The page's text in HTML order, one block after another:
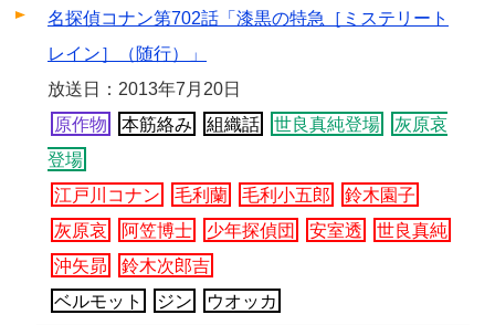
名探偵コナン第702話「漆黒の特急［ミステリート
レイン］（随行）」
放送日：2013年7月20日
原作物
本筋絡み 組織話 世良真純登場
灰原哀
登場
江戸川コナン
毛利蘭 毛利小五郎
鈴木園子
灰原哀
阿笠博士 少年探偵団 安室透
世良真純
沖矢昴
鈴木次郎吉
ベルモット
ジン ウオッカ